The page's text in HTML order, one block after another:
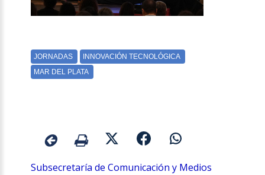
Subsecretaría de Comunicación y Medios